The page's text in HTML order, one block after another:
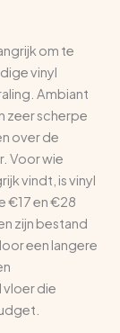
om te
vinyl
Ambiant
zeer scherpe
over de
Voor wie
vindt, is vinyl
€17 en €28
zijn bestand
een langere
vloer die